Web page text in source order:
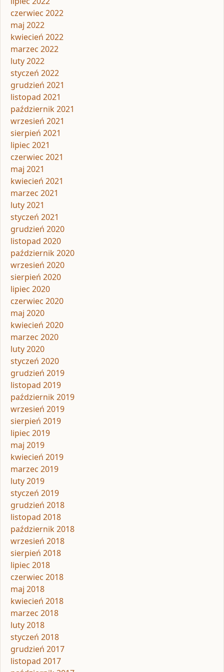
czerwiec 2022
maj 2022
kwiecień 2022
marzec 2022
luty 2022
styczeń 2022
grudzień 2021
listopad 2021
październik 2021
wrzesień 2021
sierpień 2021
lipiec 2021
czerwiec 2021
maj 2021
kwiecień 2021
marzec 2021
luty 2021
styczeń 2021
grudzień 2020
listopad 2020
październik 2020
wrzesień 2020
sierpień 2020
lipiec 2020
czerwiec 2020
maj 2020
kwiecień 2020
marzec 2020
luty 2020
styczeń 2020
grudzień 2019
listopad 2019
październik 2019
wrzesień 2019
sierpień 2019
lipiec 2019
maj 2019
kwiecień 2019
marzec 2019
luty 2019
styczeń 2019
grudzień 2018
listopad 2018
październik 2018
wrzesień 2018
sierpień 2018
lipiec 2018
czerwiec 2018
maj 2018
kwiecień 2018
marzec 2018
luty 2018
styczeń 2018
grudzień 2017
listopad 2017